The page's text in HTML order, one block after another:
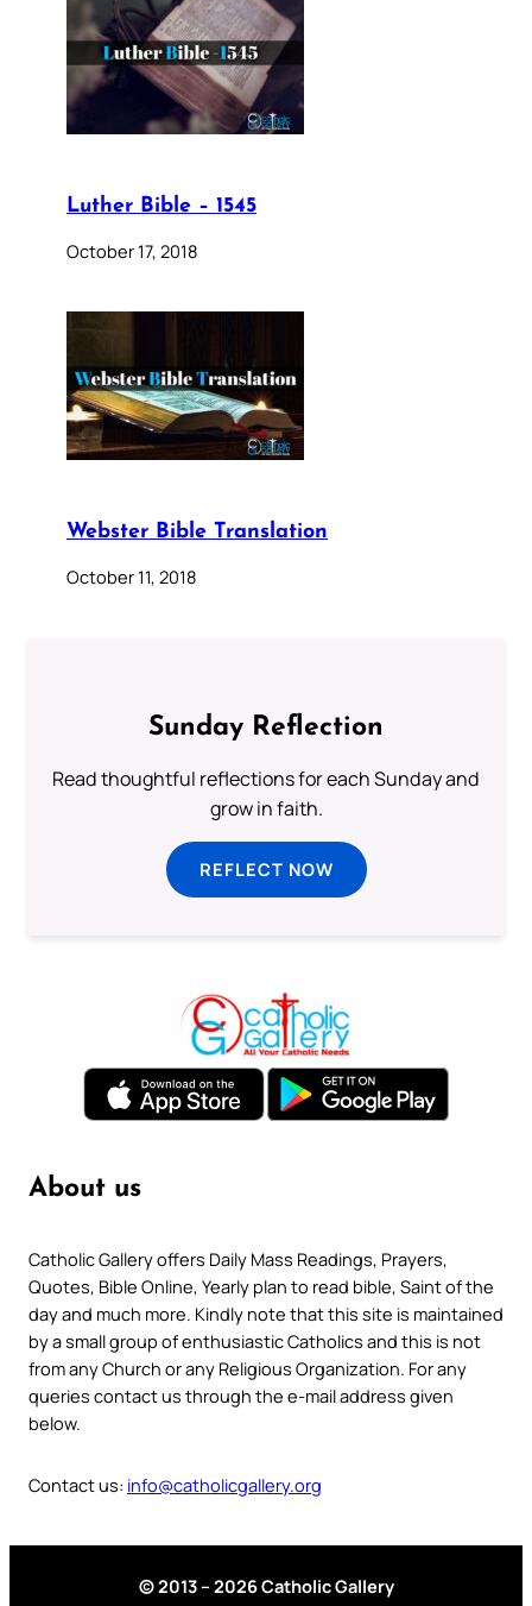
Luther Bible – 1545
October 17, 2018
Webster Bible Translation
October 11, 2018
Sunday Reflection
Read thoughtful reflections for each Sunday and
grow in faith.
REFLECT NOW
About us
Catholic Gallery offers Daily Mass Readings, Prayers,
Quotes, Bible Online, Yearly plan to read bible, Saint of the
day and much more. Kindly note that this site is maintained
by a small group of enthusiastic Catholics and this is not
from any Church or any Religious Organization. For any
queries contact us through the e-mail address given
below.
Contact us: info@catholicgallery.org
© 2013 – 2026 Catholic Gallery